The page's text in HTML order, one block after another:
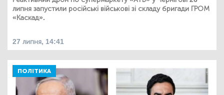
липня запустили російські військові зі складу бригади ГРОМ
«Каскад».
27 липня, 14:41
ПОЛІТИКА